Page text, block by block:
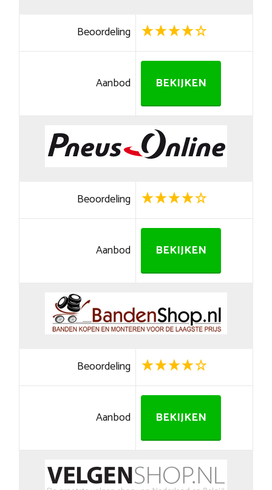
Beoordeling
Aanbod BEKIJKEN
Beoordeling
Aanbod BEKIJKEN
Beoordeling
Aanbod BEKIJKEN